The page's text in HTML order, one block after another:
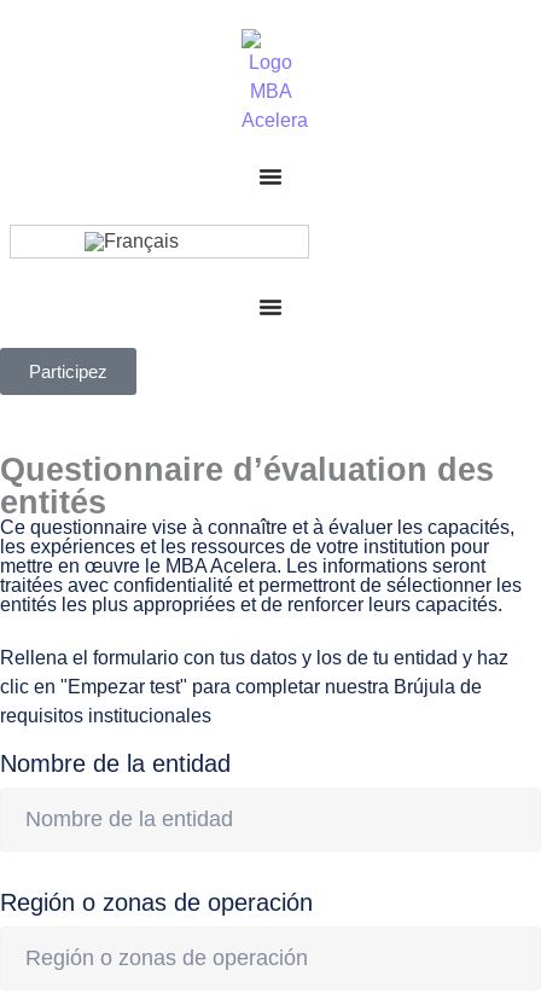
Participez
Questionnaire d’évaluation des
entités
Ce questionnaire vise à connaître et à évaluer les capacités,
les expériences et les ressources de votre institution pour
mettre en œuvre le MBA Acelera. Les informations seront
traitées avec confidentialité et permettront de sélectionner les
entités les plus appropriées et de renforcer leurs capacités.
Rellena el formulario con tus datos y los de tu entidad y haz
clic en "Empezar test" para completar nuestra Brújula de
requisitos institucionales
Nombre de la entidad
Región o zonas de operación